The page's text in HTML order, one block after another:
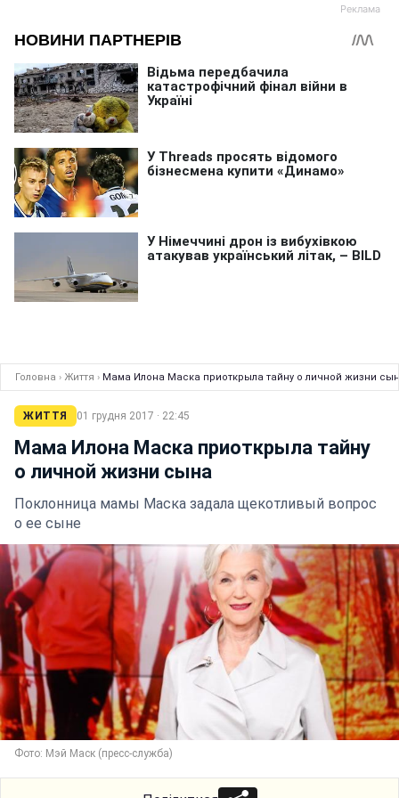
Головна › Життя › Мама Илона Маска приоткрыла тайну о личной жизни
ЖИТТЯ 01 грудня 2017 · 22:45
Мама Илона Маска приоткрыла тайну
о личной жизни сына
Поклонница мамы Маска задала щекотливый вопрос
о ее сыне
Фото: Мэй Маск (пресс-служба)